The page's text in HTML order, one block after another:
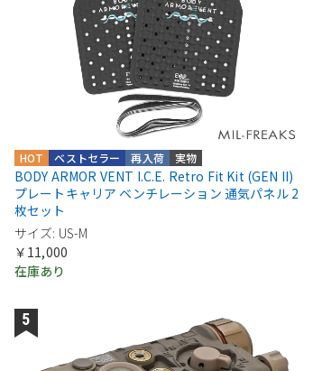
実物
再入荷
ベストセラー
HOT
BODY ARMOR VENT I.C.E. Retro Fit Kit (GEN II)
プレートキャリア ベンチレーション 通気パネル 2
枚セット
サイズ: US-M
￥11,000
在庫あり